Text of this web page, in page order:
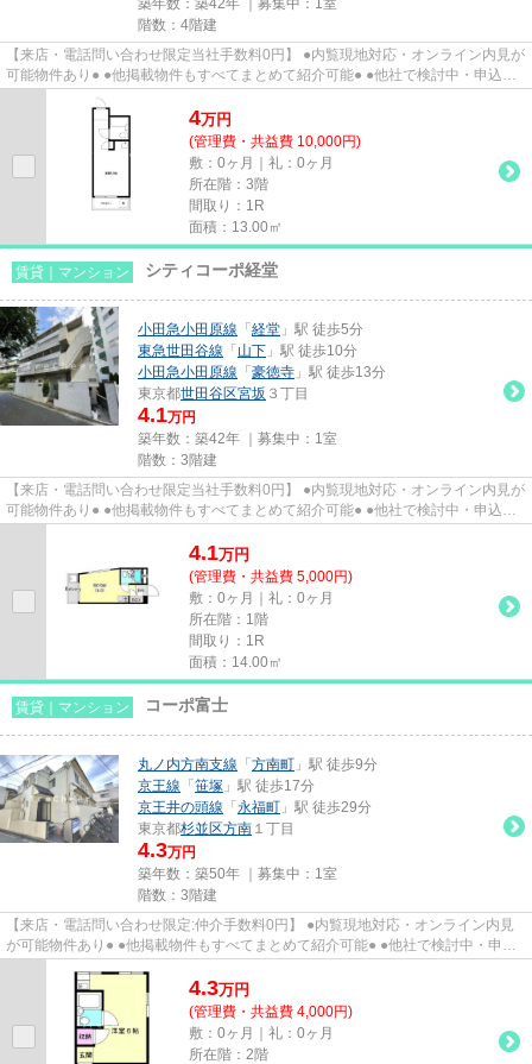
築年数：築42年 ｜募集中： 1室
階数：4階建
【来店・電話問い合わせ限定当社手数料0円】 ●内覧現地対応・オンライン内見が
可能物件あり● ●他掲載物件もすべてまとめて紹介可能● ●他社で検討中・申込み
済みのお客様、初期費用が...
4万円
(管理費・共益費 10,000円)
敷：0ヶ月｜礼：0ヶ月
所在階：3階
間取り：1R
面積：13.00㎡
賃貸｜マンション シティコーポ経堂
小田急小田原線 「 経堂 」駅 徒歩5分
東急世田谷線 「 山下 」駅 徒歩10分
小田急小田原線 「 豪徳寺 」駅 徒歩13分
東京都世田谷区宮坂 ３丁目
4.1万円
築年数：築42年 ｜募集中： 1室
階数：3階建
【来店・電話問い合わせ限定当社手数料0円】 ●内覧現地対応・オンライン内見が
可能物件あり● ●他掲載物件もすべてまとめて紹介可能● ●他社で検討中・申込み
4.1万円
(管理費・共益費 5,000円)
敷：0ヶ月｜礼：0ヶ月
所在階：1階
間取り：1R
面積：14.00㎡
賃貸｜マンション コーポ富士
丸ノ内方南支線 「 方南町 」駅 徒歩9分
京王線 「 笹塚 」駅 徒歩17分
京王井の頭線 「 永福町 」駅 徒歩29分
東京都杉並区方南 １丁目
4.3万円
築年数：築50年 ｜募集中： 1室
階数：3階建
【来店・電話問い合わせ限定:仲介手数料0円】 ●内覧現地対応・オンライン内見
が可能物件あり● ●他掲載物件もすべてまとめて紹介可能● ●他社で検討中・申込
4.3万円
(管理費・共益費 4,000円)
敷：0ヶ月｜礼：0ヶ月
所在階：2階